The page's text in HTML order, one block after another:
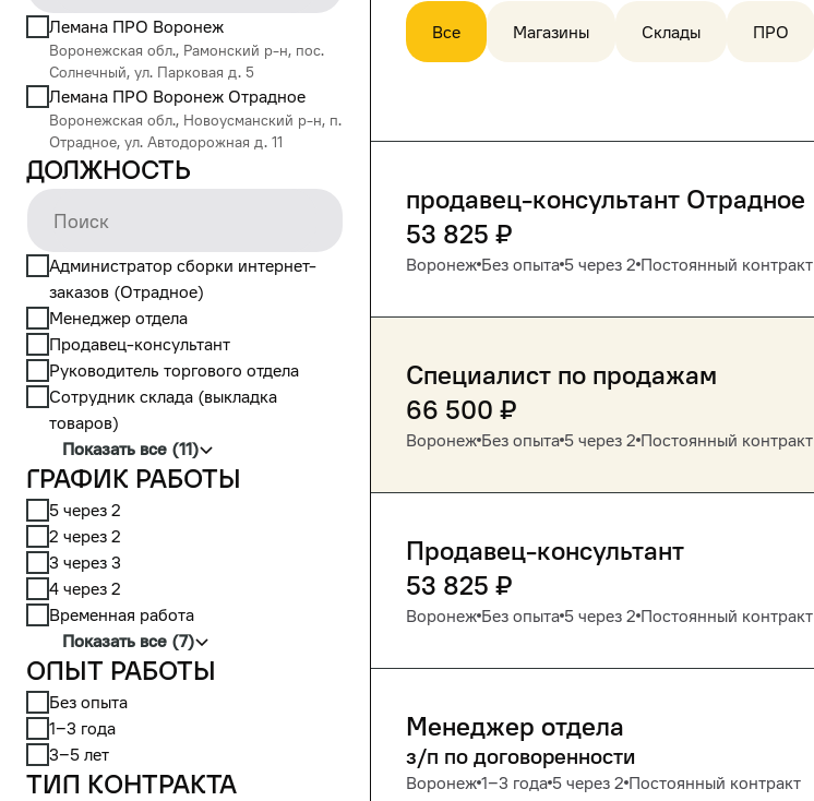
Лемана ПРО Воронеж
Воронежская обл., Рамонский р-н, пос.
Солнечный, ул. Парковая д. 5
Лемана ПРО Воронеж Отрадное
Воронежская обл., Новоусманский р-н, п.
Отрадное, ул. Автодорожная д. 11
Должность
Администратор сборки интернет-
заказов (Отрадное)
Менеджер отдела
Продавец-консультант
Руководитель торгового отдела
Сотрудник склада (выкладка
товаров)
Показать все (11)
График работы
5 через 2
2 через 2
3 через 3
4 через 2
Временная работа
Показать все (7)
Опыт работы
Без опыта
1‒3 года
3‒5 лет
Тип контракта
Все Магазины Склады ПРО
продавец-консультант Отрадное
53 825 ₽
Воронеж Без опыта 5 через 2 Постоянный контракт
Специалист по продажам
66 500 ₽
Воронеж Без опыта 5 через 2 Постоянный контракт
Продавец-консультант
53 825 ₽
Воронеж Без опыта 5 через 2 Постоянный контракт
Менеджер отдела
з/п по договоренности
Воронеж 1‒3 года 5 через 2 Постоянный контракт